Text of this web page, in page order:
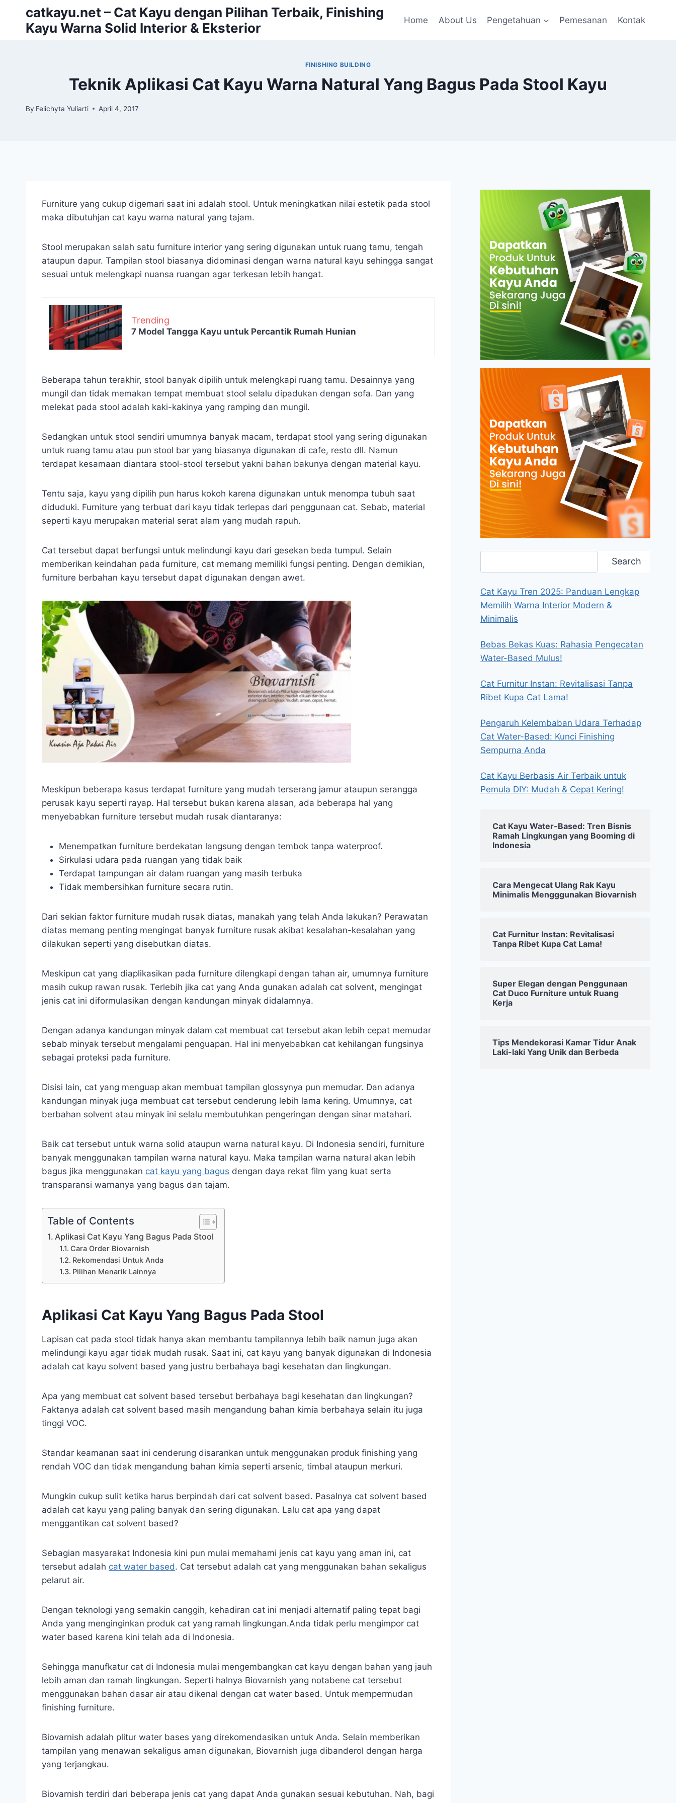
content
catkayu.net – Cat Kayu dengan Pilihan Terbaik, Finishing
Kayu Warna Solid Interior & Eksterior
Home About Us Pengetahuan Pemesanan Kontak
FINISHING BUILDING
Teknik Aplikasi Cat Kayu Warna Natural Yang Bagus Pada Stool Kayu
By Felichyta Yuliarti April 4, 2017
Furniture yang cukup digemari saat ini adalah stool. Untuk meningkatkan nilai estetik pada stool
maka dibutuhjan cat kayu warna natural yang tajam.
Stool merupakan salah satu furniture interior yang sering digunakan untuk ruang tamu, tengah
ataupun dapur. Tampilan stool biasanya didominasi dengan warna natural kayu sehingga sangat
sesuai untuk melengkapi nuansa ruangan agar terkesan lebih hangat.
Trending
7 Model Tangga Kayu untuk Percantik Rumah Hunian
Beberapa tahun terakhir, stool banyak dipilih untuk melengkapi ruang tamu. Desainnya yang
mungil dan tidak memakan tempat membuat stool selalu dipadukan dengan sofa. Dan yang
melekat pada stool adalah kaki-kakinya yang ramping dan mungil.
Sedangkan untuk stool sendiri umumnya banyak macam, terdapat stool yang sering digunakan
untuk ruang tamu atau pun stool bar yang biasanya digunakan di cafe, resto dll. Namun
terdapat kesamaan diantara stool-stool tersebut yakni bahan bakunya dengan material kayu.
Tentu saja, kayu yang dipilih pun harus kokoh karena digunakan untuk menompa tubuh saat
diduduki. Furniture yang terbuat dari kayu tidak terlepas dari penggunaan cat. Sebab, material
seperti kayu merupakan material serat alam yang mudah rapuh.
Cat tersebut dapat berfungsi untuk melindungi kayu dari gesekan beda tumpul. Selain
memberikan keindahan pada furniture, cat memang memiliki fungsi penting. Dengan demikian,
furniture berbahan kayu tersebut dapat digunakan dengan awet.
Meskipun beberapa kasus terdapat furniture yang mudah terserang jamur ataupun serangga
perusak kayu seperti rayap. Hal tersebut bukan karena alasan, ada beberapa hal yang
menyebabkan furniture tersebut mudah rusak diantaranya:
Menempatkan furniture berdekatan langsung dengan tembok tanpa waterproof.
Sirkulasi udara pada ruangan yang tidak baik
Terdapat tampungan air dalam ruangan yang masih terbuka
Tidak membersihkan furniture secara rutin.
Dari sekian faktor furniture mudah rusak diatas, manakah yang telah Anda lakukan? Perawatan
diatas memang penting mengingat banyak furniture rusak akibat kesalahan-kesalahan yang
dilakukan seperti yang disebutkan diatas.
Meskipun cat yang diaplikasikan pada furniture dilengkapi dengan tahan air, umumnya furniture
masih cukup rawan rusak. Terlebih jika cat yang Anda gunakan adalah cat solvent, mengingat
jenis cat ini diformulasikan dengan kandungan minyak didalamnya.
Dengan adanya kandungan minyak dalam cat membuat cat tersebut akan lebih cepat memudar
sebab minyak tersebut mengalami penguapan. Hal ini menyebabkan cat kehilangan fungsinya
sebagai proteksi pada furniture.
Disisi lain, cat yang menguap akan membuat tampilan glossynya pun memudar. Dan adanya
kandungan minyak juga membuat cat tersebut cenderung lebih lama kering. Umumnya, cat
berbahan solvent atau minyak ini selalu membutuhkan pengeringan dengan sinar matahari.
Baik cat tersebut untuk warna solid ataupun warna natural kayu. Di Indonesia sendiri, furniture
banyak menggunakan tampilan warna natural kayu. Maka tampilan warna natural akan lebih
bagus jika menggunakan cat kayu yang bagus dengan daya rekat film yang kuat serta
transparansi warnanya yang bagus dan tajam.
Table of Contents
Aplikasi Cat Kayu Yang Bagus Pada Stool
Cara Order Biovarnish
Rekomendasi Untuk Anda
Pilihan Menarik Lainnya
Aplikasi Cat Kayu Yang Bagus Pada Stool
Lapisan cat pada stool tidak hanya akan membantu tampilannya lebih baik namun juga akan
melindungi kayu agar tidak mudah rusak. Saat ini, cat kayu yang banyak digunakan di Indonesia
adalah cat kayu solvent based yang justru berbahaya bagi kesehatan dan lingkungan.
Apa yang membuat cat solvent based tersebut berbahaya bagi kesehatan dan lingkungan?
Faktanya adalah cat solvent based masih mengandung bahan kimia berbahaya selain itu juga
tinggi VOC.
Standar keamanan saat ini cenderung disarankan untuk menggunakan produk finishing yang
rendah VOC dan tidak mengandung bahan kimia seperti arsenic, timbal ataupun merkuri.
Mungkin cukup sulit ketika harus berpindah dari cat solvent based. Pasalnya cat solvent based
adalah cat kayu yang paling banyak dan sering digunakan. Lalu cat apa yang dapat
menggantikan cat solvent based?
Sebagian masyarakat Indonesia kini pun mulai memahami jenis cat kayu yang aman ini, cat
tersebut adalah cat water based. Cat tersebut adalah cat yang menggunakan bahan sekaligus
pelarut air.
Dengan teknologi yang semakin canggih, kehadiran cat ini menjadi alternatif paling tepat bagi
Anda yang menginginkan produk cat yang ramah lingkungan.Anda tidak perlu mengimpor cat
water based karena kini telah ada di Indonesia.
Sehingga manufkatur cat di Indonesia mulai mengembangkan cat kayu dengan bahan yang jauh
lebih aman dan ramah lingkungan. Seperti halnya Biovarnish yang notabene cat tersebut
menggunakan bahan dasar air atau dikenal dengan cat water based. Untuk mempermudan
finishing furniture.
Biovarnish adalah plitur water bases yang direkomendasikan untuk Anda. Selain memberikan
tampilan yang menawan sekaligus aman digunakan, Biovarnish juga dibanderol dengan harga
yang terjangkau.
Biovarnish terdiri dari beberapa jenis cat yang dapat Anda gunakan sesuai kebutuhan. Nah, bagi
Search
Cat Kayu Tren 2025: Panduan Lengkap
Memilih Warna Interior Modern &
Minimalis
Bebas Bekas Kuas: Rahasia Pengecatan
Water-Based Mulus!
Cat Furnitur Instan: Revitalisasi Tanpa
Ribet Kupa Cat Lama!
Pengaruh Kelembaban Udara Terhadap
Cat Water-Based: Kunci Finishing
Sempurna Anda
Cat Kayu Berbasis Air Terbaik untuk
Pemula DIY: Mudah & Cepat Kering!
Cat Kayu Water-Based: Tren Bisnis
Ramah Lingkungan yang Booming di
Indonesia
Cara Mengecat Ulang Rak Kayu
Minimalis Mengggunakan Biovarnish
Cat Furnitur Instan: Revitalisasi
Tanpa Ribet Kupa Cat Lama!
Super Elegan dengan Penggunaan
Cat Duco Furniture untuk Ruang
Kerja
Tips Mendekorasi Kamar Tidur Anak
Laki-laki Yang Unik dan Berbeda